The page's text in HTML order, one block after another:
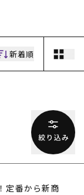
！
新着順
定番から新商